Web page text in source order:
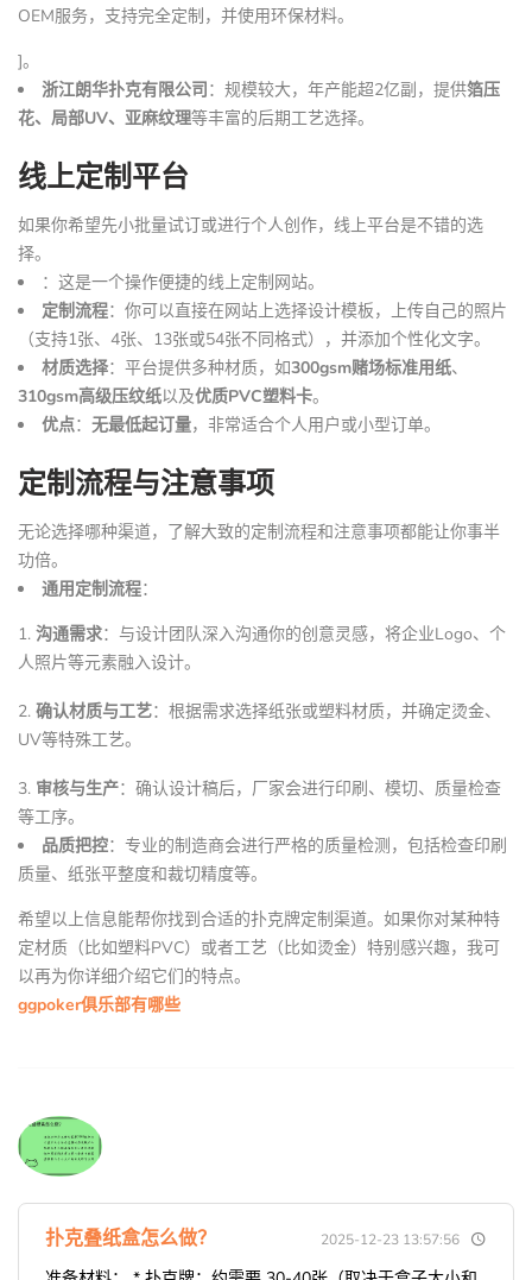
OEM服务，支持完全定制，并使用环保材料。
]。
浙江朗华扑克有限公司：规模较大，年产能超2亿副，提供箔压
花、局部UV、亚麻纹理等丰富的后期工艺选择。
线上定制平台
如果你希望先小批量试订或进行个人创作，线上平台是不错的选
择。
：这是一个操作便捷的线上定制网站。
定制流程：你可以直接在网站上选择设计模板，上传自己的照片
（支持1张、4张、13张或54张不同格式），并添加个性化文字。
材质选择：平台提供多种材质，如300gsm赌场标准用纸、
310gsm高级压纹纸以及优质PVC塑料卡。
优点： 无最低起订量，非常适合个人用户或小型订单。
定制流程与注意事项
无论选择哪种渠道，了解大致的定制流程和注意事项都能让你事半
功倍。
通用定制流程：
1. 沟通需求：与设计团队深入沟通你的创意灵感，将企业Logo、个
人照片等元素融入设计。
2. 确认材质与工艺：根据需求选择纸张或塑料材质，并确定烫金、
UV等特殊工艺。
3. 审核与生产：确认设计稿后，厂家会进行印刷、模切、质量检查
等工序。
品质把控：专业的制造商会进行严格的质量检测，包括检查印刷
质量、纸张平整度和裁切精度等。
希望以上信息能帮你找到合适的扑克牌定制渠道。如果你对某种特
定材质（比如塑料PVC）或者工艺（比如烫金）特别感兴趣，我可
以再为你详细介绍它们的特点。
ggpoker俱乐部有哪些
扑克叠纸盒怎么做？ 2025-12-23 13:57:56